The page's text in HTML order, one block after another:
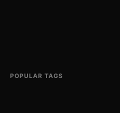
POPULAR TAGS